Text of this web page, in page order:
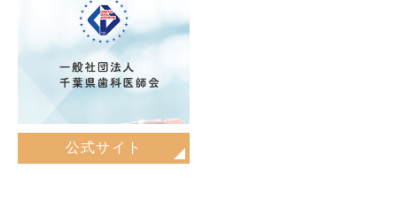
公式サイト